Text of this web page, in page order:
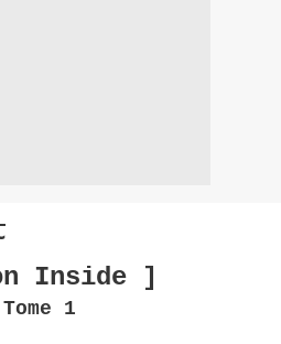
Inside ]
Tome 1